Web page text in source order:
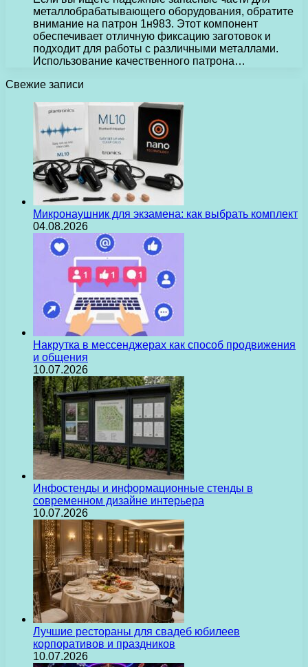
металлобрабатывающего оборудования, обратите
внимание на патрон 1н983. Этот компонент
обеспечивает отличную фиксацию заготовок и
подходит для работы с различными металлами.
Использование качественного патрона…
Свежие записи
Микронаушник для экзамена: как выбрать комплект
04.08.2026
Накрутка в мессенджерах как способ продвижения
и общения
10.07.2026
Инфостенды и информационные стенды в
современном дизайне интерьера
10.07.2026
Лучшие рестораны для свадеб юбилеев
корпоративов и праздников
10.07.2026